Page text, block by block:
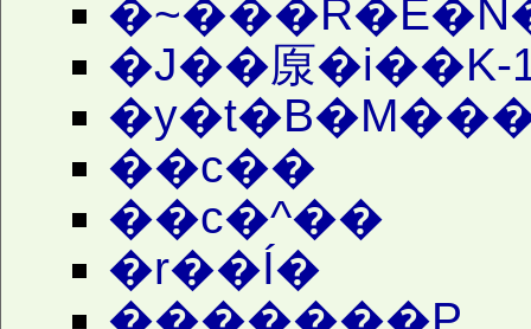
�J��厡
��c��
��c�^��
�r��Í�